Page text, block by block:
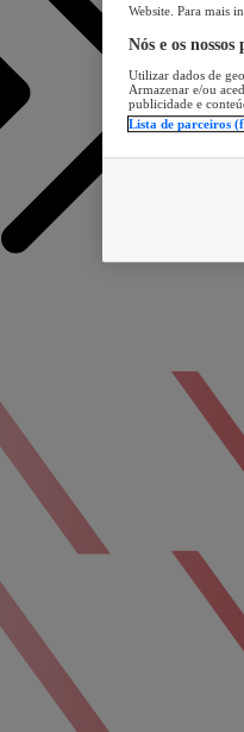
Website. Para mais
Nós e os
Utilizar dados de
Armazenar e/ou
publicidade e
Lista de parceiros